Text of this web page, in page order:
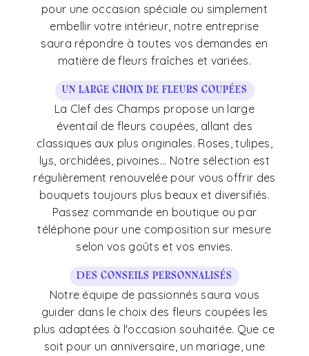
pour une occasion spéciale ou simplement
embellir votre intérieur, notre entreprise
saura répondre à toutes vos demandes en
matière de fleurs fraîches et variées.
Un large choix de fleurs coupées
La Clef des Champs propose un large
éventail de fleurs coupées, allant des
classiques aux plus originales. Roses, tulipes,
lys, orchidées, pivoines... Notre sélection est
régulièrement renouvelée pour vous offrir des
bouquets toujours plus beaux et diversifiés.
Passez commande en boutique ou par
téléphone pour une composition sur mesure
selon vos goûts et vos envies.
Des conseils personnalisés
Notre équipe de passionnés saura vous
guider dans le choix des fleurs coupées les
plus adaptées à l'occasion souhaitée. Que ce
soit pour un anniversaire, un mariage, une